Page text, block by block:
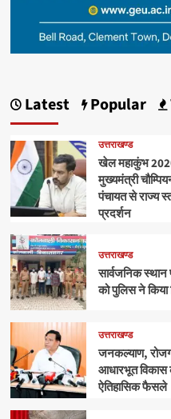
Latest Popular
उत्तराखण्ड
खेल महाकुंभ
मुख्यमंत्री
पंचायत से राज्य
प्रदर्शन
उत्तराखण्ड
सार्वजनिक
को पुलिस ने किया
उत्तराखण्ड
जनकल्याण,
आधारभूत विकास
ऐतिहासिक फैसले